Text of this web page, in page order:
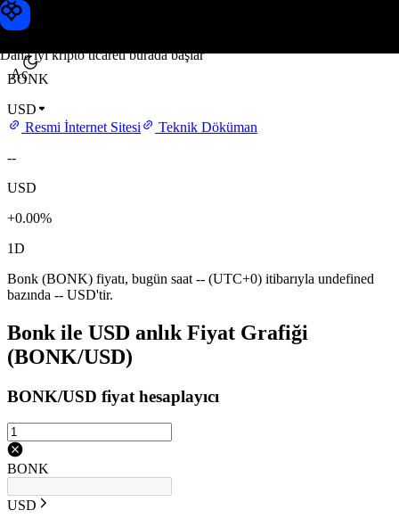
Daha iyi kripto ticareti burada başlar
Aç
Bonk fiyatı
BONK
USD
Resmi İnternet Sitesi
Teknik Döküman
--
USD
+0.00%
1D
Bonk (BONK) fiyatı, bugün saat -- (UTC+0) itibarıyla undefined
bazında -- USD'tir.
Bonk ile USD anlık Fiyat Grafiği
(BONK/USD)
BONK/USD fiyat hesaplayıcı
BONK
USD